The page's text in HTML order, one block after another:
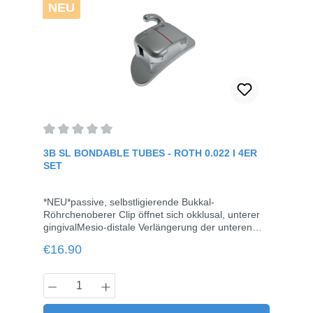
NEU
3B SL BONDABLE TUBES - ROTH 0.022 I 4ER
SET
*NEU*passive, selbstligierende Bukkal-
Röhrchenoberer Clip öffnet sich okklusal, unterer
gingivalMesio-distale Verlängerung der unteren
BisskonfliktenHäkchen weit entfernt vom
vermeidenPatentiertes Clip-Design für
reibungsloses FunktionierenMesh-Basis, flaches
Profil, kompakte und glatte Oberflächenicht
Regular price:
€16.90
Product Quantity: Enter the desired